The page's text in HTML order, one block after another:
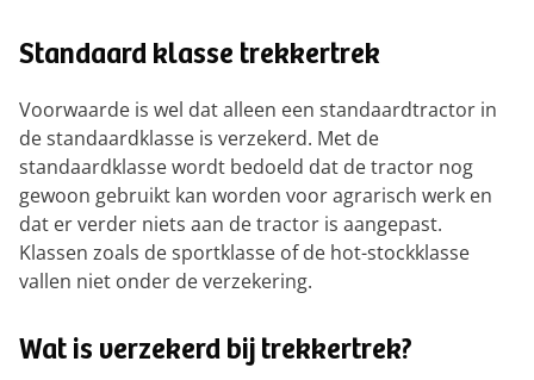
Standaard klasse trekkertrek
Voorwaarde is wel dat alleen een standaardtractor in
de standaardklasse is verzekerd. Met de
standaardklasse wordt bedoeld dat de tractor nog
gewoon gebruikt kan worden voor agrarisch werk en
dat er verder niets aan de tractor is aangepast.
Klassen zoals de sportklasse of de hot-stockklasse
vallen niet onder de verzekering.
Wat is verzekerd bij trekkertrek?